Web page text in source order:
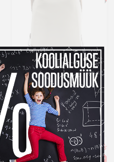
Peak Design seljakott
Everyday Totepack V2
20L, bone
159,99 € -20%
Tavahind 199,99 €
Kuumakse al.5,45 €
Laos
ELUAEGNE GARANTII -22%